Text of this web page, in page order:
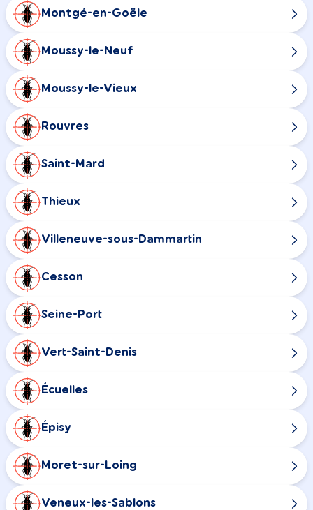
Montgé-en-Goële
Moussy-le-Neuf
Moussy-le-Vieux
Rouvres
Saint-Mard
Thieux
Villeneuve-sous-Dammartin
Cesson
Seine-Port
Vert-Saint-Denis
Écuelles
Épisy
Moret-sur-Loing
Veneux-les-Sablons